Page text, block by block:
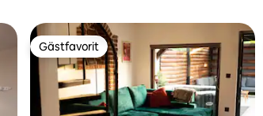
Gästfavorit
Gästfavorit